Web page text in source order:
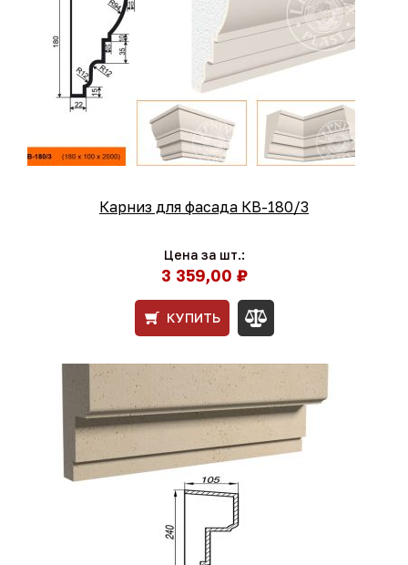
Карниз для фасада КВ-180/3
Цена за шт.:
3 359,00 ₽
КУПИТЬ